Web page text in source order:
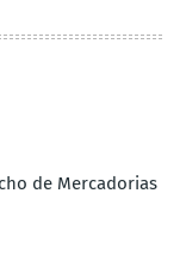
de Mercadorias